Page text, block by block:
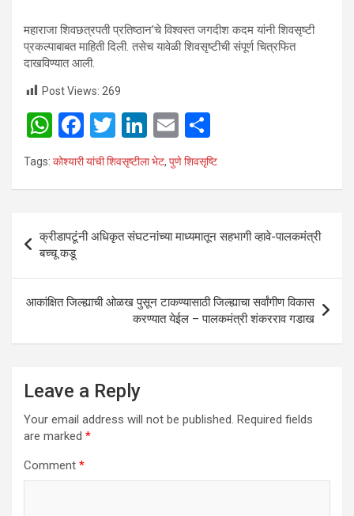
महाराजा शिवछत्रपती प्रतिष्ठान’चे विश्वस्त जगदीश कदम यांनी शिवसृष्टी
प्रकल्पाबाबत माहिती दिली. तसेच यावेळी शिवसृष्टीची संपूर्ण चित्रफित
दाखविण्यात आली.
Post Views: 269
W
h
at
A
p
p
F
a
ce
o
k
T
wi
tt
Li
n
ke
n
E
m
ail
h
ar
Tags: कोश्यारी यांची शिवसृष्टीला भेट, पुणे शिवसृष्टि
Post
navigation
क्रीडापटूंनी अधिकृत संघटनांच्या माध्यमातून सहभागी व्हावे-पालकमंत्री
बच्चू कडू
आकांक्षित जिल्ह्याची ओळख पुसून टाकण्यासाठी जिल्ह्याचा सर्वांगीण विकास
करण्यात येईल – पालकमंत्री शंकरराव गडाख
Leave a Reply
Your email address will not be published. Required fields
are marked *
Comment *